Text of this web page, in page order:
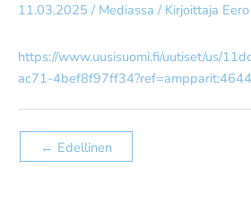
11.03.2025 / Mediassa / Kirjoittaja
https://www.uusisuomi.fi/uutiset/us/
ac71-4bef8f97ff34?ref=ampparit:4644
← Edellinen